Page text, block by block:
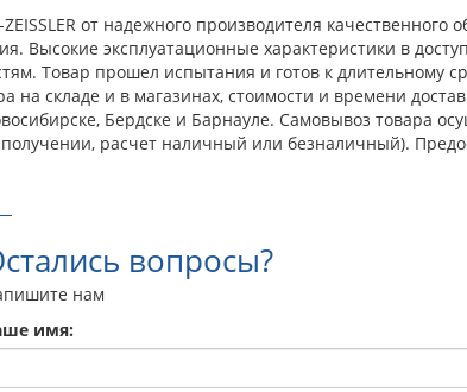
от надежного производителя
Высокие эксплуатационные характеристики в
Товар прошел испытания и готов к длительному
складе и в магазинах, стоимости и времени
Бердске и Барнауле. Самовывоз товара
расчет наличный или безналичный).
вопросы?
нам
имя: